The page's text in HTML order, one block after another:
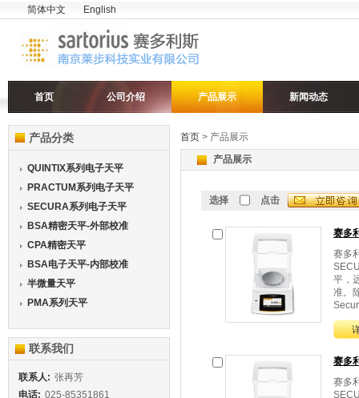
简体中文 English
首页 公司介绍 产品展示 新闻动态
首页 > 产品展示
产品展示
选择 点击
赛多
赛多
平，
准。
赛多
赛多
产品分类
QUINTIX系列电子天平
PRACTUM系列电子天平
SECURA系列电子天平
BSA精密天平-外部校准
CPA精密天平
BSA电子天平-内部校准
半微量天平
PMA系列天平
联系我们
联系人: 张再芳
电话: 025-85351861